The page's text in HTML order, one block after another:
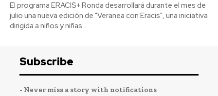
El programa ERACIS+ Ronda desarrollará durante el mes de
julio una nueva edición de "Veranea con Eracis", una iniciativa
dirigida a niños y niñas...
Subscribe
- Never miss a story with notifications